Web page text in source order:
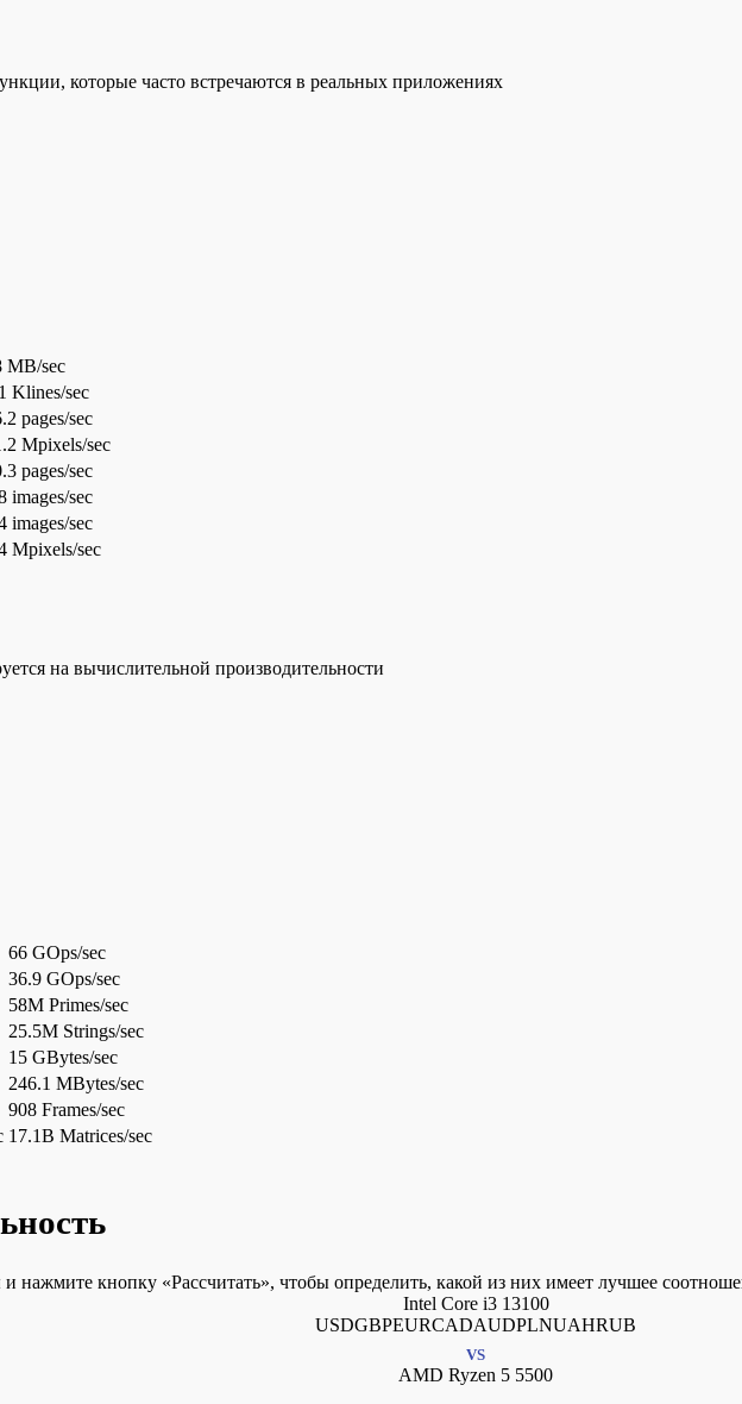
которые часто встречаются в реальных приложениях
MB/sec
Klines/sec
pages/sec
Mpixels/sec
pages/sec
images/sec
images/sec
Mpixels/sec
на вычислительной производительности
66 GOps/sec
36.9 GOps/sec
58M Primes/sec
25.5M Strings/sec
15 GBytes/sec
246.1 MBytes/sec
908 Frames/sec
17.1B Matrices/sec
нажмите кнопку «Рассчитать», чтобы определить, какой из них имеет лучшее
Intel Core i3 13100
USDGBPEURCADAUDPLNUAHRUB
VS
AMD Ryzen 5 5500